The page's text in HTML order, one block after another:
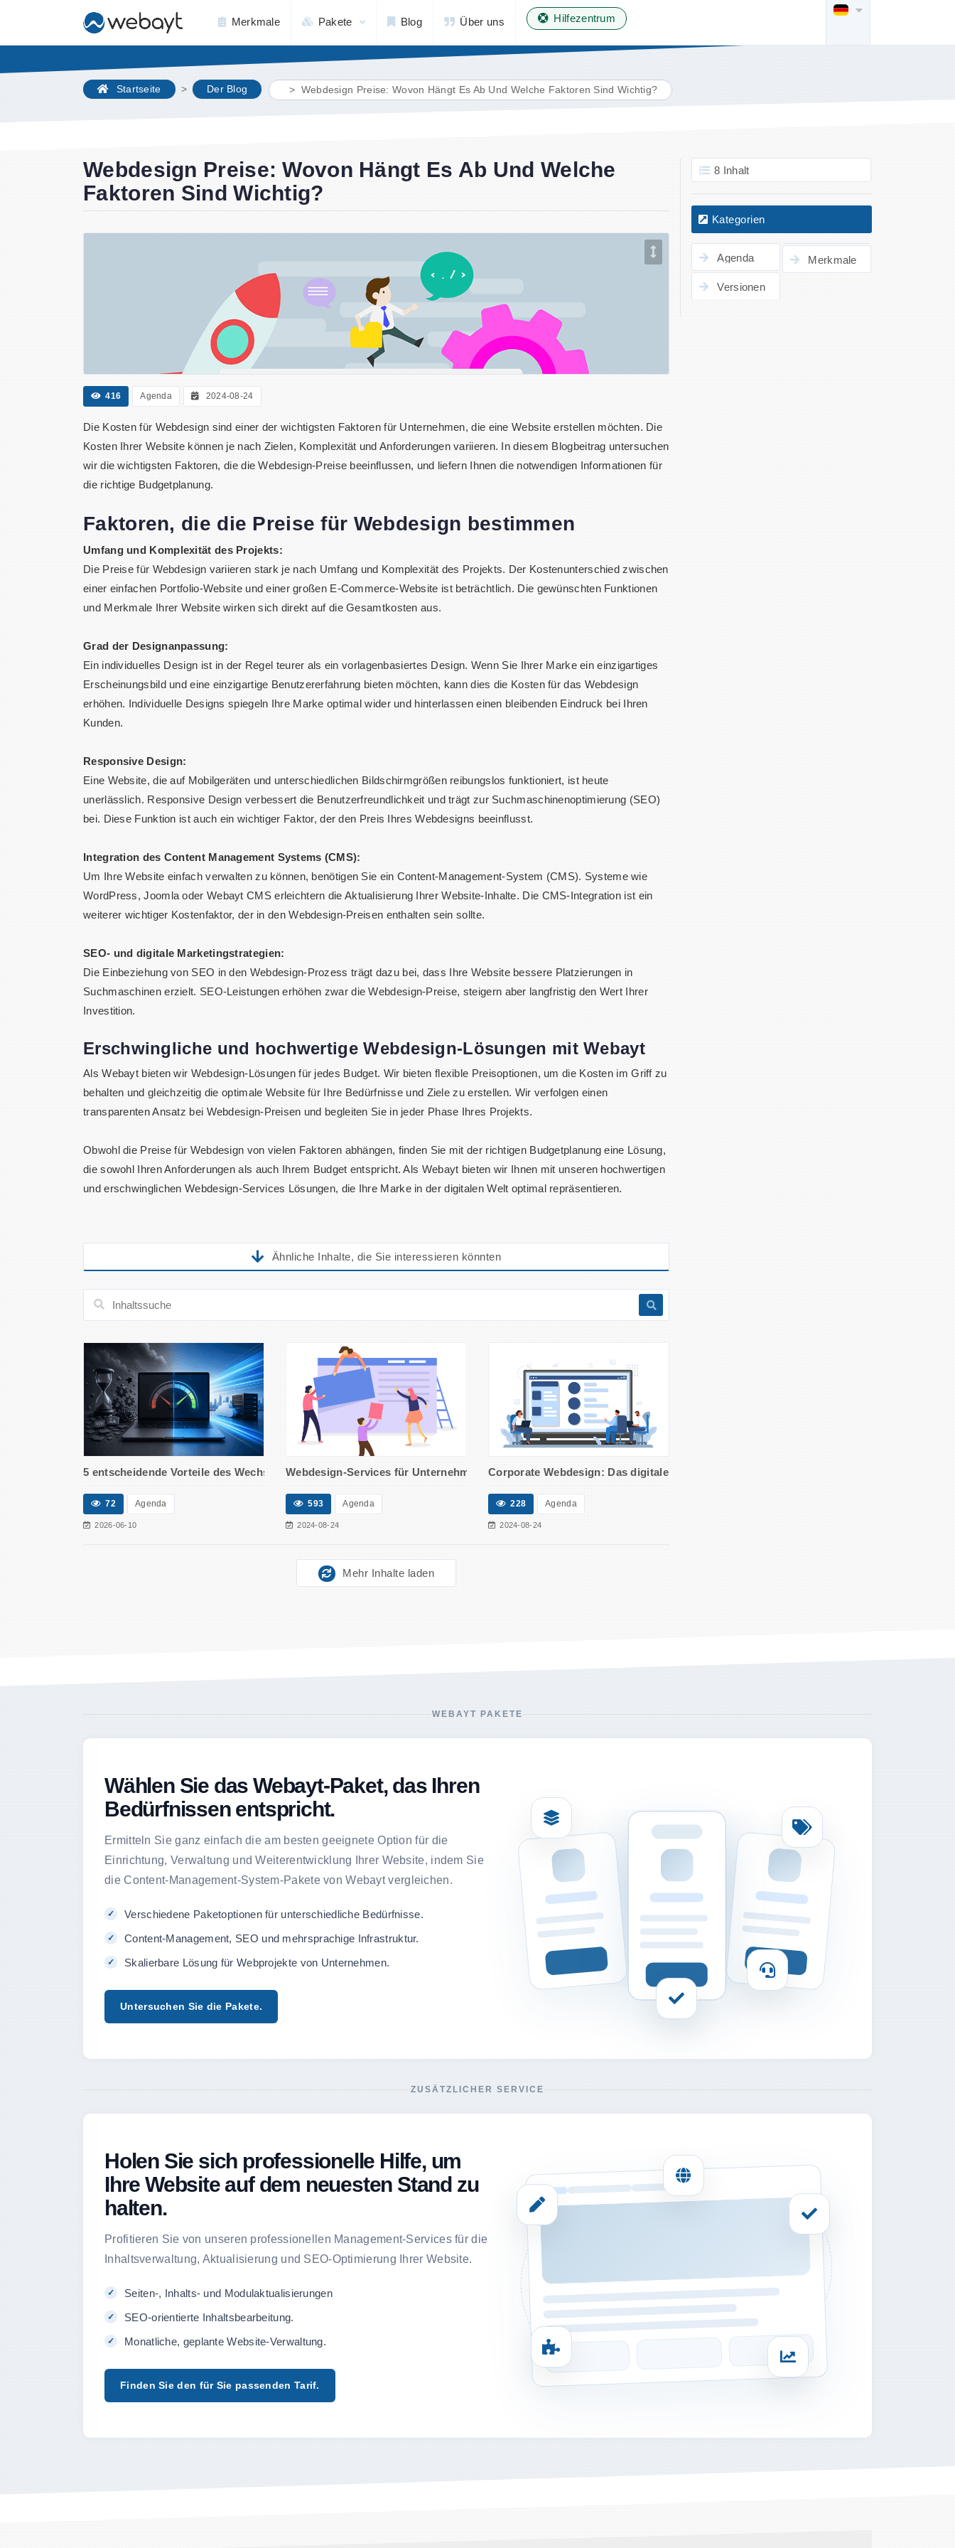
Merkmale Pakete Blog Über uns Hilfezentrum
Startseite Der Blog Webdesign Preise: Wovon Hängt Es Ab Und Welche Faktoren Sind Wichtig?
Webdesign Preise: Wovon Hängt Es Ab Und Welche
Faktoren Sind Wichtig?
416 Agenda 2024-08-24
Die Kosten für Webdesign sind einer der wichtigsten Faktoren für Unternehmen, die eine Website erstellen möchten. Die
Kosten Ihrer Website können je nach Zielen, Komplexität und Anforderungen variieren. In diesem Blogbeitrag untersuchen
wir die wichtigsten Faktoren, die die Webdesign-Preise beeinflussen, und liefern Ihnen die notwendigen Informationen für
die richtige Budgetplanung.
Faktoren, die die Preise für Webdesign bestimmen
Umfang und Komplexität des Projekts:
Die Preise für Webdesign variieren stark je nach Umfang und Komplexität des Projekts. Der Kostenunterschied zwischen
einer einfachen Portfolio-Website und einer großen E-Commerce-Website ist beträchtlich. Die gewünschten Funktionen
und Merkmale Ihrer Website wirken sich direkt auf die Gesamtkosten aus.
Grad der Designanpassung:
Ein individuelles Design ist in der Regel teurer als ein vorlagenbasiertes Design. Wenn Sie Ihrer Marke ein einzigartiges
Erscheinungsbild und eine einzigartige Benutzererfahrung bieten möchten, kann dies die Kosten für das Webdesign
erhöhen. Individuelle Designs spiegeln Ihre Marke optimal wider und hinterlassen einen bleibenden Eindruck bei Ihren
Kunden.
Responsive Design:
Eine Website, die auf Mobilgeräten und unterschiedlichen Bildschirmgrößen reibungslos funktioniert, ist heute
unerlässlich. Responsive Design verbessert die Benutzerfreundlichkeit und trägt zur Suchmaschinenoptimierung (SEO)
bei. Diese Funktion ist auch ein wichtiger Faktor, der den Preis Ihres Webdesigns beeinflusst.
Integration des Content Management Systems (CMS):
Um Ihre Website einfach verwalten zu können, benötigen Sie ein Content-Management-System (CMS). Systeme wie
WordPress, Joomla oder Webayt CMS erleichtern die Aktualisierung Ihrer Website-Inhalte. Die CMS-Integration ist ein
weiterer wichtiger Kostenfaktor, der in den Webdesign-Preisen enthalten sein sollte.
SEO- und digitale Marketingstrategien:
Die Einbeziehung von SEO in den Webdesign-Prozess trägt dazu bei, dass Ihre Website bessere Platzierungen in
Suchmaschinen erzielt. SEO-Leistungen erhöhen zwar die Webdesign-Preise, steigern aber langfristig den Wert Ihrer
Investition.
Erschwingliche und hochwertige Webdesign-Lösungen mit Webayt
Als Webayt bieten wir Webdesign-Lösungen für jedes Budget. Wir bieten flexible Preisoptionen, um die Kosten im Griff zu
behalten und gleichzeitig die optimale Website für Ihre Bedürfnisse und Ziele zu erstellen. Wir verfolgen einen
transparenten Ansatz bei Webdesign-Preisen und begleiten Sie in jeder Phase Ihres Projekts.
Obwohl die Preise für Webdesign von vielen Faktoren abhängen, finden Sie mit der richtigen Budgetplanung eine Lösung,
die sowohl Ihren Anforderungen als auch Ihrem Budget entspricht. Als Webayt bieten wir Ihnen mit unseren hochwertigen
und erschwinglichen Webdesign-Services Lösungen, die Ihre Marke in der digitalen Welt optimal repräsentieren.
Ähnliche Inhalte, die Sie interessieren könnten
5 entscheidende Vorteile des Wechsels zu einer leistungsorientierten Infrastruktur
72 Agenda
2026-06-10
Webdesign-Services für Unternehmen: Stärken Sie Ihre Marke in der digitalen Welt
593 Agenda
2024-08-24
Corporate Webdesign: Das digitale Schaufenster Ihrer Marke!
228 Agenda
2024-08-24
Mehr Inhalte laden
8 Inhalt
Kategorien
Agenda
Versionen
Merkmale
WEBAYT PAKETE
Wählen Sie das Webayt-Paket, das Ihren
Bedürfnissen entspricht.
Ermitteln Sie ganz einfach die am besten geeignete Option für die
Einrichtung, Verwaltung und Weiterentwicklung Ihrer Website, indem Sie
die Content-Management-System-Pakete von Webayt vergleichen.
Verschiedene Paketoptionen für unterschiedliche Bedürfnisse.
Content-Management, SEO und mehrsprachige Infrastruktur.
Skalierbare Lösung für Webprojekte von Unternehmen.
Untersuchen Sie die Pakete.
ZUSÄTZLICHER SERVICE
Holen Sie sich professionelle Hilfe, um
Ihre Website auf dem neuesten Stand zu
halten.
Profitieren Sie von unseren professionellen Management-Services für die
Inhaltsverwaltung, Aktualisierung und SEO-Optimierung Ihrer Website.
Seiten-, Inhalts- und Modulaktualisierungen
SEO-orientierte Inhaltsbearbeitung.
Monatliche, geplante Website-Verwaltung.
Finden Sie den für Sie passenden Tarif.